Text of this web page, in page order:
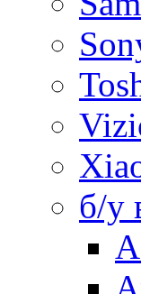
б/у